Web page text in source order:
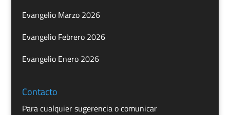
Evangelio Marzo 2026
Evangelio Febrero 2026
Evangelio Enero 2026
Contacto
Para cualquier sugerencia o comunicar